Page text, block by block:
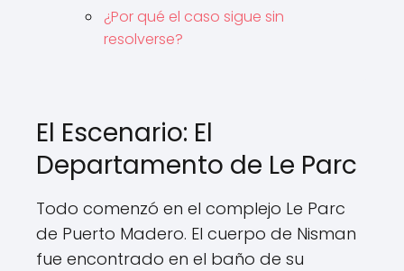
¿Por qué el caso sigue sin
resolverse?
El Escenario: El
Departamento de Le Parc
Todo comenzó en el complejo Le Parc
de Puerto Madero. El cuerpo de Nisman
fue encontrado en el baño de su